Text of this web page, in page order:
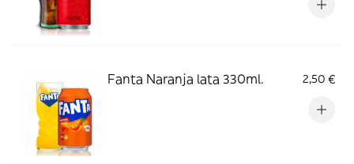
Fanta Naranja lata 330ml. 2,50 €